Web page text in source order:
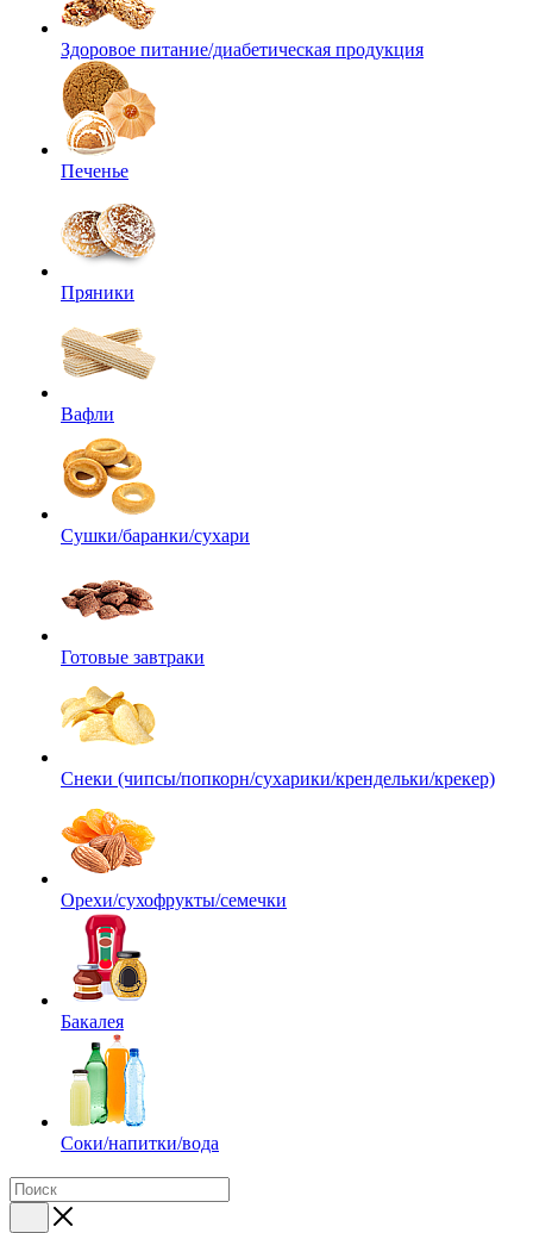
Здоровое питание/диабетическая продукция
Печенье
Пряники
Вафли
Сушки/баранки/сухари
Готовые завтраки
Снеки (чипсы/попкорн/сухарики/крендельки/крекер)
Орехи/сухофрукты/семечки
Бакалея
Соки/напитки/вода